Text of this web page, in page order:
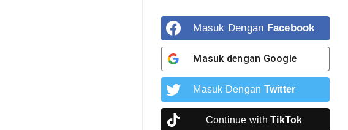
Masuk Dengan Facebook
Masuk dengan Google
Masuk Dengan Twitter
Continue with TikTok